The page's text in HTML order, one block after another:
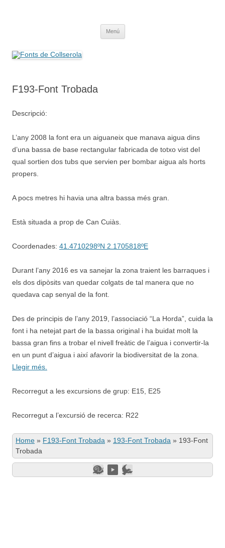
Menú
F193-Font Trobada
Descripció:
L’any 2008 la font era un aiguaneix que manava aigua dins
d’una bassa de base rectangular fabricada de totxo vist del
qual sortien dos tubs que servien per bombar aigua als horts
propers.
A pocs metres hi havia una altra bassa més gran.
Està situada a prop de Can Cuiàs.
Coordenades: 41.4710298ºN 2.1705818ºE
Durant l’any 2016 es va sanejar la zona traient les barraques i
els dos dipòsits van quedar colgats de tal manera que no
quedava cap senyal de la font.
Des de principis de l’any 2019, l’associació “La Horda”, cuida la
font i ha netejat part de la bassa original i ha buidat molt la
bassa gran fins a trobar el nivell freàtic de l’aigua i convertir-la
en un punt d’aigua i així afavorir la biodiversitat de la zona.
Llegir més.
Recorregut a les excursions de grup: E15, E25
Recorregut a l’excursió de recerca: R22
Home » F193-Font Trobada » 193-Font Trobada » 193-Font
Trobada